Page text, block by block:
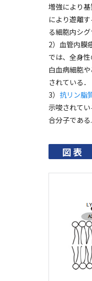
増強により
により遊離
る細胞内シグ
2）血管内膜
では、全身
白血病細胞
されている．
3） 抗リン脂
示唆されて
合分子である.
図表